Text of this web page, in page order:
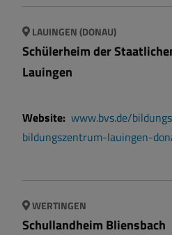
LAUINGEN (DONAU)
Schülerheim der
Lauingen
Website: www.bvs.de/
bildungszentrum-lauingen-
WERTINGEN
Schullandheim Bliensbach